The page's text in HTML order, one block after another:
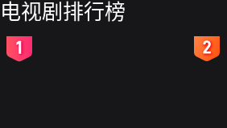
电视剧排行榜